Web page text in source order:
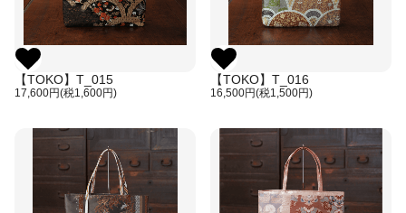
【TOKO】T_015
17,600円(税1,600円)
【TOKO】T_016
16,500円(税1,500円)